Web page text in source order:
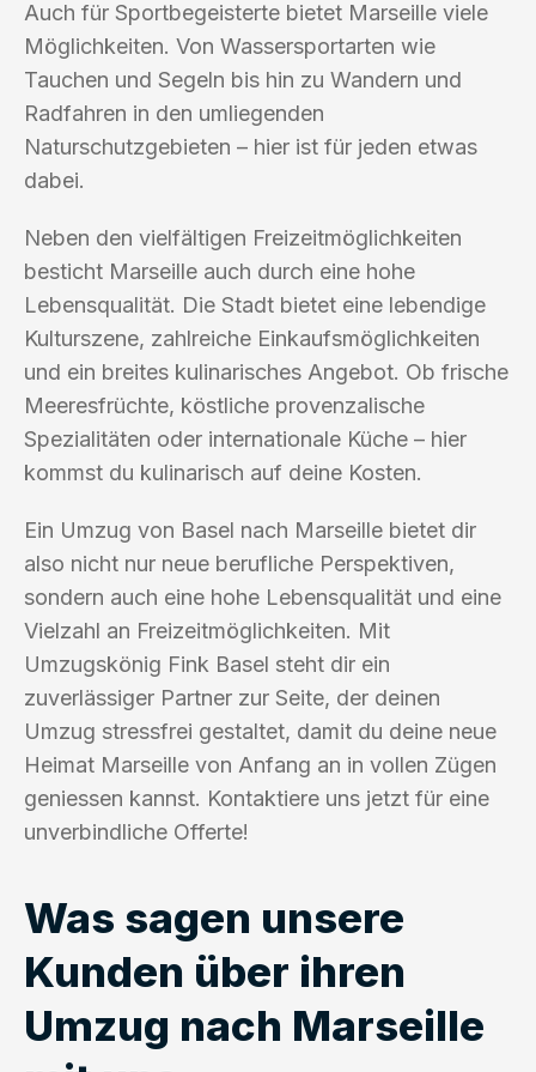
Auch für Sportbegeisterte bietet Marseille viele
Möglichkeiten. Von Wassersportarten wie
Tauchen und Segeln bis hin zu Wandern und
Radfahren in den umliegenden
Naturschutzgebieten – hier ist für jeden etwas
dabei.
Neben den vielfältigen Freizeitmöglichkeiten
besticht Marseille auch durch eine hohe
Lebensqualität. Die Stadt bietet eine lebendige
Kulturszene, zahlreiche Einkaufsmöglichkeiten
und ein breites kulinarisches Angebot. Ob frische
Meeresfrüchte, köstliche provenzalische
Spezialitäten oder internationale Küche – hier
kommst du kulinarisch auf deine Kosten.
Ein Umzug von Basel nach Marseille bietet dir
also nicht nur neue berufliche Perspektiven,
sondern auch eine hohe Lebensqualität und eine
Vielzahl an Freizeitmöglichkeiten. Mit
Umzugskönig Fink Basel steht dir ein
zuverlässiger Partner zur Seite, der deinen
Umzug stressfrei gestaltet, damit du deine neue
Heimat Marseille von Anfang an in vollen Zügen
geniessen kannst. Kontaktiere uns jetzt für eine
unverbindliche Offerte!
Was sagen unsere
Kunden über ihren
Umzug nach Marseille